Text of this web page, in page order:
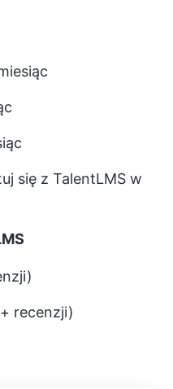
się z TalentLMS w
recenzji)